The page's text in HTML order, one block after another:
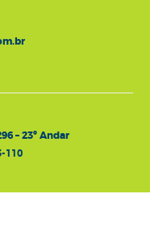
– 23º Andar
110